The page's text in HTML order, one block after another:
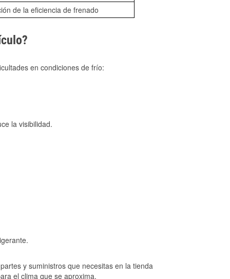
de la eficiencia de frenado
en condiciones de frío:
la visibilidad.
y suministros que necesitas en la tienda
el clima que se aproxima.